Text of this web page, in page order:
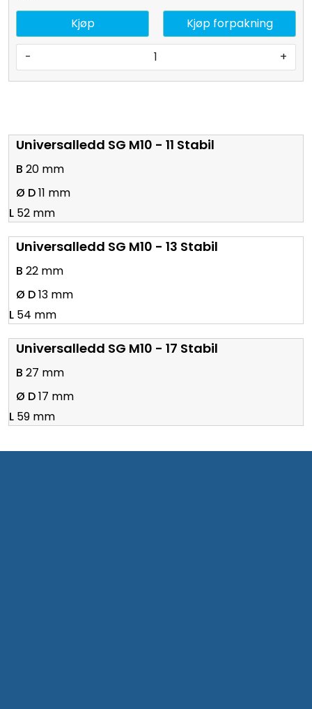
- +
Kjøp Kjøp forpakning
Universalledd SG M10 - 11 Stabil
20 mm
11 mm
52 mm
Universalledd SG M10 - 13 Stabil
22 mm
13 mm
54 mm
Universalledd SG M10 - 17 Stabil
27 mm
17 mm
59 mm